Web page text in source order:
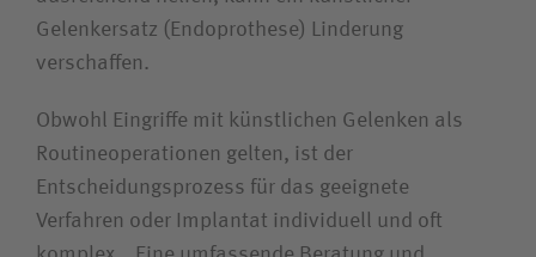
Gelenkersatz (Endoprothese) Linderung
verschaffen.
Obwohl Eingriffe mit künstlichen Gelenken als
Routineoperationen gelten, ist der
Entscheidungsprozess für das geeignete
Verfahren oder Implantat individuell und oft